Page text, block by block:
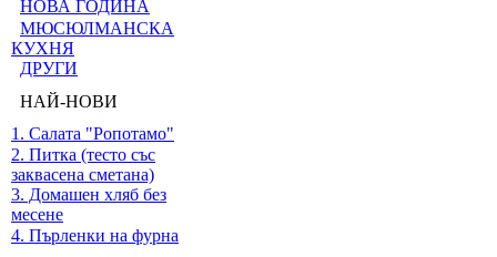
НОВА ГОДИНА
МЮСЮЛМАНСКА
КУХНЯ
ДРУГИ
НАЙ-НОВИ
1. Салата "Ропотамо"
2. Питка (тесто със
заквасена сметана)
3. Домашен хляб без
месене
4. Пърленки на фурна